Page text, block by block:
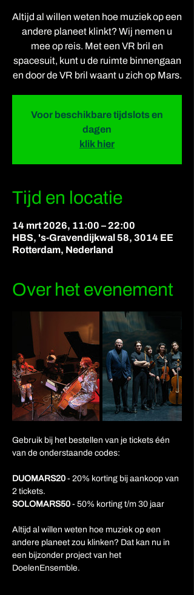
Altijd al willen weten hoe muziek op een
andere planeet klinkt? Wij nemen u
mee op reis. Met een VR bril en
spacesuit, kunt u de ruimte binnengaan
en door de VR bril waant u zich op Mars.
Voor beschikbare tijdslots en
dagen
klik hier
Tijd en locatie
14 mrt 2026, 11:00 – 22:00
HBS, 's-Gravendijkwal 58, 3014 EE
Rotterdam, Nederland
Over het evenement
Gebruik bij het bestellen van je tickets één
van de onderstaande codes:
DUOMARS20 - 20% korting bij aankoop van
2 tickets.
SOLOMARS50 - 50% korting t/m 30 jaar
Altijd al willen weten hoe muziek op een
andere planeet zou klinken? Dat kan nu in
een bijzonder project van het
DoelenEnsemble.